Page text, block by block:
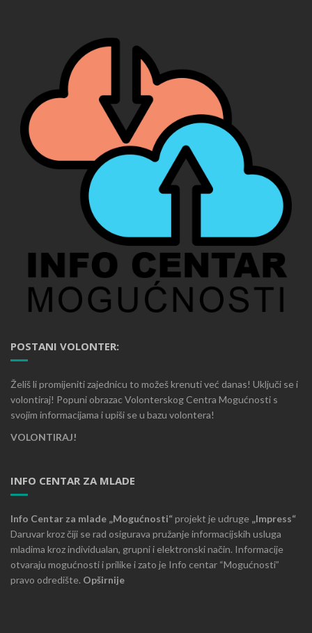
POSTANI VOLONTER:
Želiš li promijeniti zajednicu to možeš krenuti već danas! Uključi se i
volontiraj! Popuni obrazac Volonterskog Centra Mogućnosti s
svojim informacijama i upiši se u bazu volontera!
VOLONTIRAJ!
INFO CENTAR ZA MLADE
Info Centar za mlade „Mogućnosti“projekt je udruge „Impress“
Daruvar kroz čiji se rad osigurava pružanje informacijskih usluga
mladima kroz individualan, grupni i elektronski način. Informacije
otvaraju mogućnosti i prilike i zato je Info centar “Mogućnosti”
pravo odredište. Opširnije